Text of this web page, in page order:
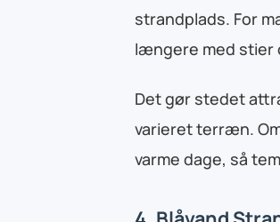
strandplads. For
længere med stier
Det gør stedet
varieret terræn.
varme dage, så